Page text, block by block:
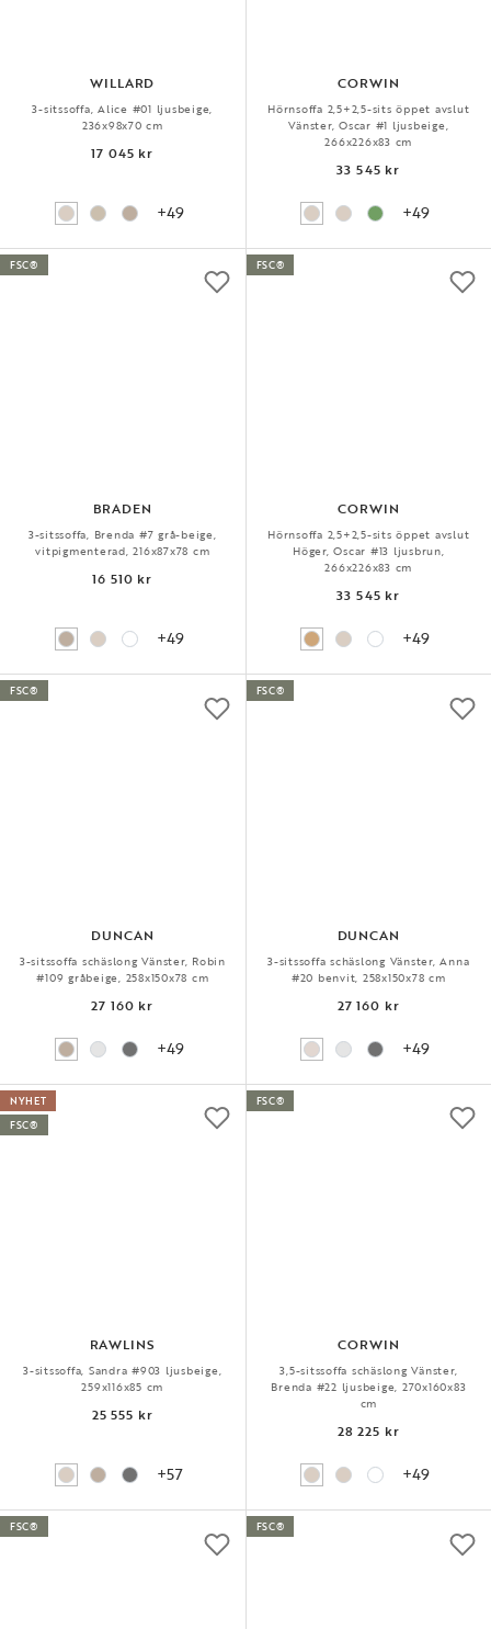
WILLARD
3-sitssoffa, Alice #01 ljusbeige,
236x98x70 cm
17 045 kr
+49
CORWIN
Hörnsoffa 2,5+2,5-sits öppet avslut
Vänster, Oscar #1 ljusbeige,
266x226x83 cm
33 545 kr
+49
BRADEN
3-sitssoffa, Brenda #7 grå-beige,
vitpigmenterad, 216x87x78 cm
16 510 kr
+49
FSC®
CORWIN
Hörnsoffa 2,5+2,5-sits öppet avslut
Höger, Oscar #13 ljusbrun,
266x226x83 cm
33 545 kr
+49
FSC®
DUNCAN
3-sitssoffa schäslong Vänster, Robin
#109 gråbeige, 258x150x78 cm
27 160 kr
+49
FSC®
DUNCAN
3-sitssoffa schäslong Vänster, Anna
#20 benvit, 258x150x78 cm
27 160 kr
+49
FSC®
RAWLINS
3-sitssoffa, Sandra #903 ljusbeige,
259x116x85 cm
25 555 kr
+57
NYHET
FSC®
CORWIN
3,5-sitssoffa schäslong Vänster,
Brenda #22 ljusbeige, 270x160x83
cm
28 225 kr
+49
FSC®
FSC® FSC®